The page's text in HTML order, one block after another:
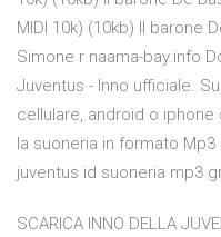
MIDI 10k) (10kb) Il barone
Simone r naama-bay.info
Juventus - Inno ufficiale.
cellulare, android o
la suoneria in formato
juventus id suoneria mp3
SCARICA INNO DELLA